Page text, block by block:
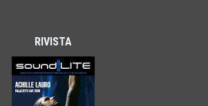
RIVISTA